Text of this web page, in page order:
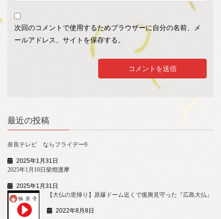
次回のコメントで使用するためブラウザーに自分の名前、メ
ールアドレス、サイトを保存する。
最近の投稿
奈良テレビ ならフライデー9
2025年1月31日
2025年1月10日柴燈護摩
2025年1月31日
【大仏の里帰り】原爆ドーム近くで復興見守った『広島大仏』
2022年8月8日